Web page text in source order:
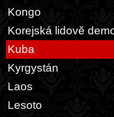
Kongo
Korejská lidově
Kuba
Kyrgystán
Laos
Lesoto